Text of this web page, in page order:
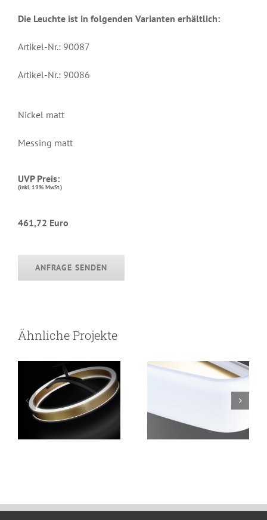
Die Leuchte ist in folgenden Varianten erhältlich:
Artikel-Nr.: 90087
Artikel-Nr.: 90086
Nickel matt
Messing matt
UVP Preis:
(inkl. 19% MwSt.)
461,72 Euro
ANFRAGE SENDEN
Ähnliche Projekte
Deckenleuchte